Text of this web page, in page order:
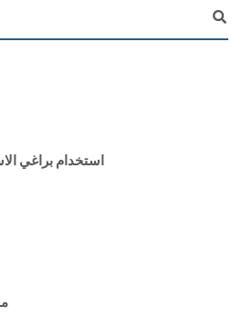
استخدام براغي